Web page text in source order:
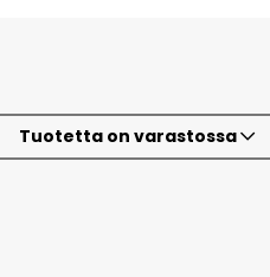
Tuotetta on varastossa